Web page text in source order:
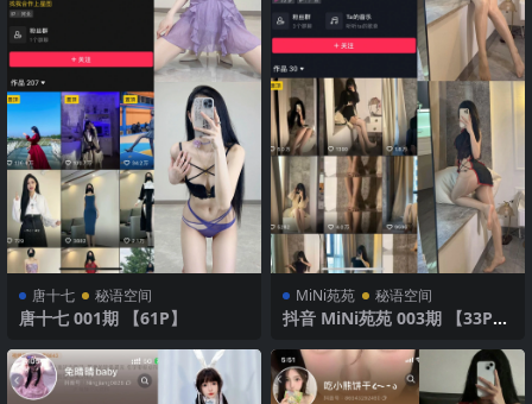
唐十七 秘语空间
唐十七 001期 【61P】
MiNi苑苑 秘语空间
抖音 MiNi苑苑 003期 【33P】